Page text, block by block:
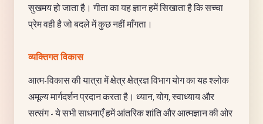
सुखमय हो जाता है। गीता का यह ज्ञान हमें सिखाता है कि सच्चा
प्रेम वही है जो बदले में कुछ नहीं माँगता।
व्यक्तिगत विकास
आत्म-विकास की यात्रा में क्षेत्र क्षेत्रज्ञ विभाग योग का यह श्लोक
अमूल्य मार्गदर्शन प्रदान करता है। ध्यान, योग, स्वाध्याय और
सत्संग - ये सभी साधनाएँ हमें आंतरिक शांति और आत्मज्ञान की ओर